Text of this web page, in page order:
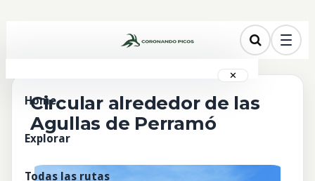
✕
Home
Explorar
Todas las rutas
Circular alrededor de las
Agullas de Perramó